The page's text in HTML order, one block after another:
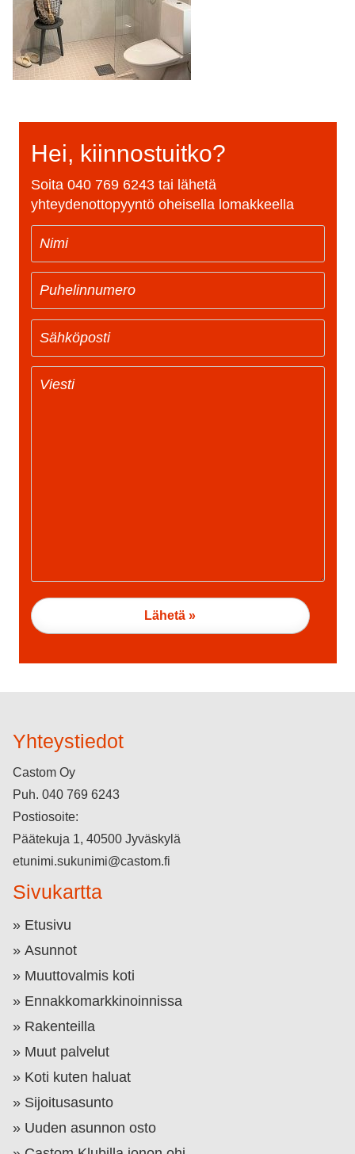
Hei, kiinnostuitko?
Soita 040 769 6243tai lähetä
yhteydenottopyyntö oheisella lomakkeella
Yhteystiedot
Castom Oy
Puh. 040 769 6243
Postiosoite:
Päätekuja 1, 40500 Jyväskylä
etunimi.sukunimi@castom.fi
Sivukartta
Etusivu
Asunnot
Muuttovalmis koti
Ennakkomarkkinoinnissa
Rakenteilla
Muut palvelut
Koti kuten haluat
Sijoitusasunto
Uuden asunnon osto